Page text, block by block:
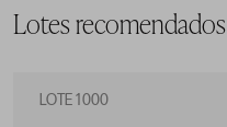
Lotes recomendados
LOTE 1000